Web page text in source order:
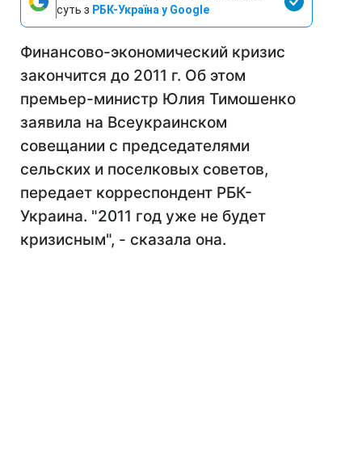
суть з РБК-Україна у Google
Финансово-экономический кризис
закончится до 2011 г. Об этом
премьер-министр Юлия Тимошенко
заявила на Всеукраинском
совещании с председателями
сельских и поселковых советов,
передает корреспондент РБК-
Украина. "2011 год уже не будет
кризисным", - сказала она.